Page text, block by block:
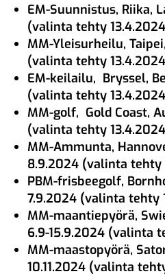
EM-Suunnistus, Riika,
(valinta tehty
MM-Yleisurheilu,
(valinta tehty
EM-keilailu, Bryssel,
(valinta tehty
MM-golf, Gold Coast,
(valinta tehty
MM-Ammunta,
8.9.2024 (valinta tehty
PBM-frisbeegolf,
7.9.2024 (valinta tehty
MM-maantiepyörä,
6.9-15.9.2024 (valinta
MM-maastopyörä,
10.11.2024 (valinta